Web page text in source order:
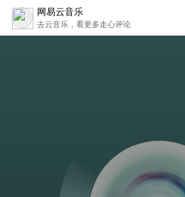
网易云音乐
去云音乐，看更多走心评论